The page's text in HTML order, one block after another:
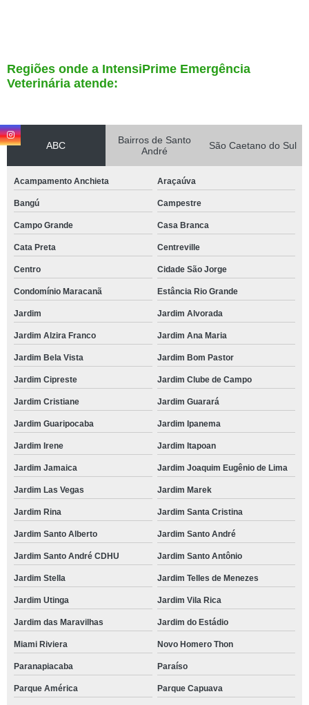
Regiões onde a IntensiPrime Emergência
Veterinária atende:
ABC
Bairros de Santo
André
São Caetano do Sul
Acampamento Anchieta Araçaúva
Bangú Campestre
Campo Grande Casa Branca
Cata Preta Centreville
Centro Cidade São Jorge
Condomínio Maracanã Estância Rio Grande
Jardim Jardim Alvorada
Jardim Alzira Franco Jardim Ana Maria
Jardim Bela Vista Jardim Bom Pastor
Jardim Cipreste Jardim Clube de Campo
Jardim Cristiane Jardim Guarará
Jardim Guaripocaba Jardim Ipanema
Jardim Irene Jardim Itapoan
Jardim Jamaica Jardim Joaquim Eugênio de Lima
Jardim Las Vegas Jardim Marek
Jardim Rina Jardim Santa Cristina
Jardim Santo Alberto Jardim Santo André
Jardim Santo André CDHU Jardim Santo Antônio
Jardim Stella Jardim Telles de Menezes
Jardim Utinga Jardim Vila Rica
Jardim das Maravilhas Jardim do Estádio
Miami Riviera Novo Homero Thon
Paranapiacaba Paraíso
Parque América Parque Capuava